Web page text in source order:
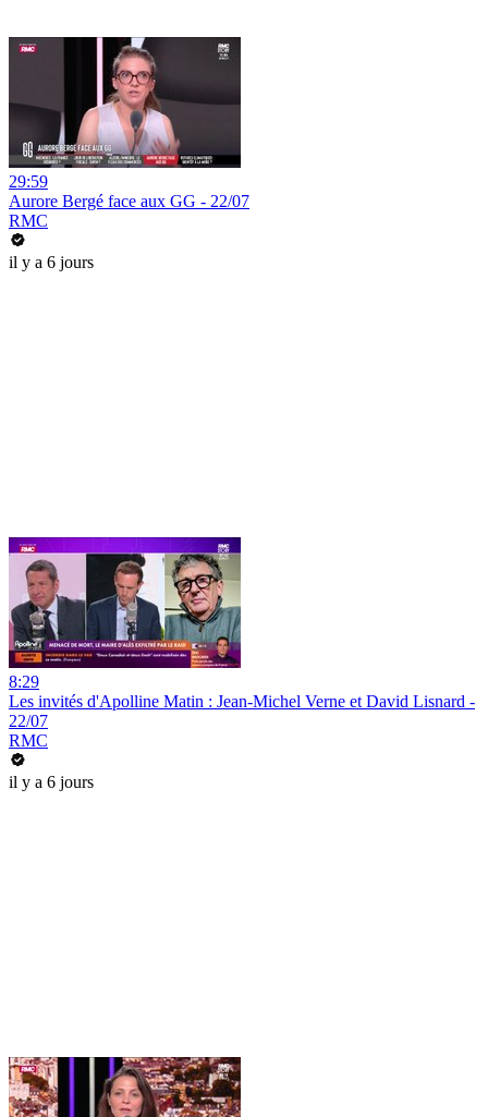
29:59
Aurore Bergé face aux GG - 22/07
RMC
il y a 6 jours
8:29
Les invités d'Apolline Matin : Jean-Michel Verne et David Lisnard -
22/07
RMC
il y a 6 jours